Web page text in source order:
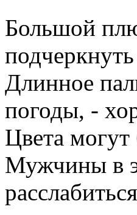
Большой
Длинное
погоды, -
Цвета
Мужчины в